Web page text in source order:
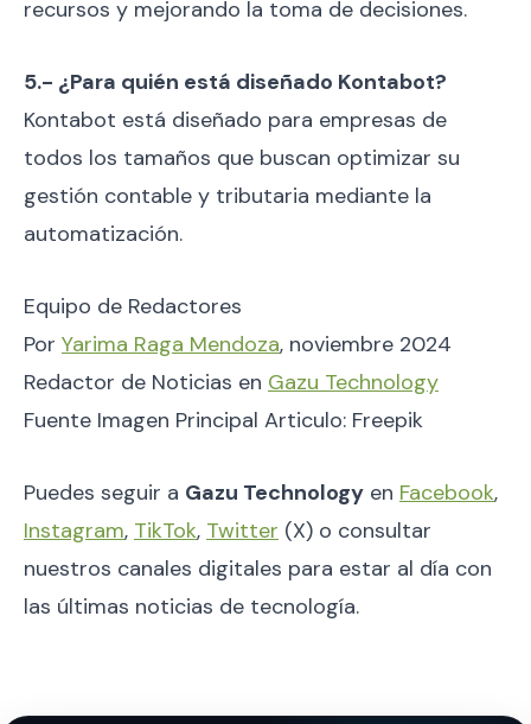
recursos y mejorando la toma de decisiones.
5.- ¿Para quién está diseñado Kontabot?
Kontabot está diseñado para empresas de
todos los tamaños que buscan optimizar su
gestión contable y tributaria mediante la
automatización.
Equipo de Redactores
Por Yarima Raga Mendoza, noviembre 2024
Redactor de Noticias en Gazu Technology
Fuente Imagen Principal Articulo: Freepik
Puedes seguir a Gazu Technology en Facebook,
Instagram, TikTok, Twitter (X) o consultar
nuestros canales digitales para estar al día con
las últimas noticias de tecnología.